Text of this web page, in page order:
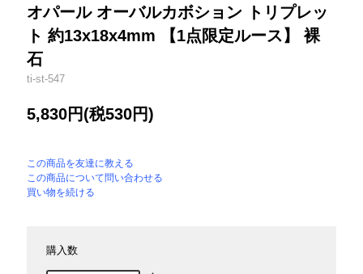
オパール オーバルカボション トリプレッ
ト 約13x18x4mm 【1点限定ルース】 裸
石
ti-st-547
5,830円(税530円)
この商品を友達に教える
この商品について問い合わせる
買い物を続ける
購入数